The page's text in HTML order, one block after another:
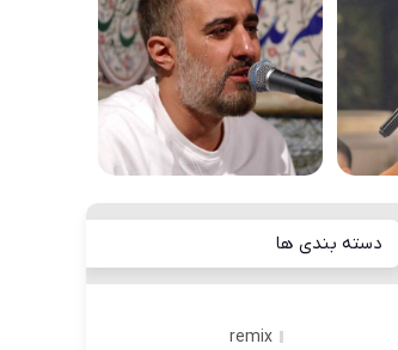
دسته بندی ها
remix